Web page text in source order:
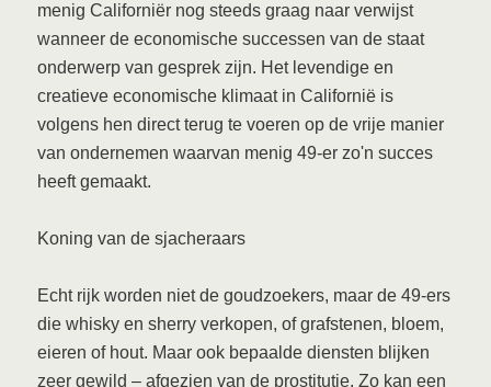
menig Californiër nog steeds graag naar verwijst
wanneer de economische successen van de staat
onderwerp van gesprek zijn. Het levendige en
creatieve economische klimaat in Californië is
volgens hen direct terug te voeren op de vrije manier
van ondernemen waarvan menig 49-er zo'n succes
heeft gemaakt.
Koning van de sjacheraars
Echt rijk worden niet de goudzoekers, maar de 49-ers
die whisky en sherry verkopen, of grafstenen, bloem,
eieren of hout. Maar ook bepaalde diensten blijken
zeer gewild – afgezien van de prostitutie. Zo kan een